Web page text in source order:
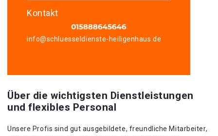
Kontakt
info@schluesseldienste-heiligenhaus.de
Über die wichtigsten Dienstleistungen
und flexibles Personal
Unsere Profis sind gut ausgebildete, freundliche Mitarbeiter,